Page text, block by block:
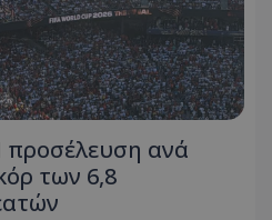
προσέλευση ανά
των 6,8